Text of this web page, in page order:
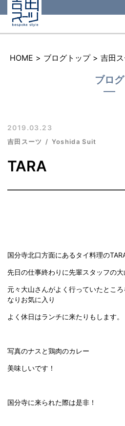
HOME > ブログトップ > 吉田
ブログ
2019.03.23
吉田スーツ Yoshida Suit
TARA
国分寺北口方面にあるタイ料理の
先日の仕事終わりに先輩スタッフの大
元々大山さんがよく行っていたとこ
なりお気に入り
よく休日はランチに来たりもします。
写真のナスと鶏肉のカレー
美味しいです！
国分寺に来られた際は是非！